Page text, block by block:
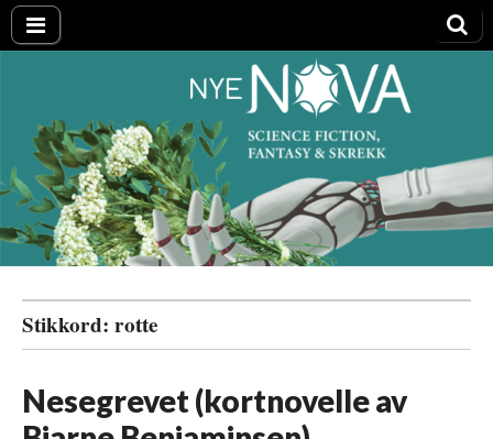
Nye NOVA
Stikkord: rotte
Nesegrevet (kortnovelle av